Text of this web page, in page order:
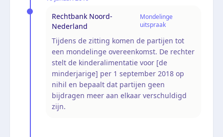
Rechtbank Noord-
Nederland
Mondelinge
uitspraak
Tijdens de zitting komen de partijen tot
een mondelinge overeenkomst. De rechter
stelt de kinderalimentatie voor [de
minderjarige] per 1 september 2018 op
nihil en bepaalt dat partijen geen
bijdragen meer aan elkaar verschuldigd
zijn.